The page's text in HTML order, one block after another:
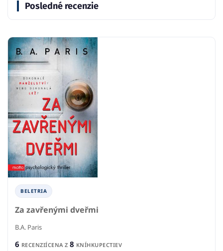
Posledné recenzie
BELETRIA
Za zavřenými dveřmi
B.A. Paris
6 RECENZIÍCENA Z 8 KNÍHKUPECTIEV